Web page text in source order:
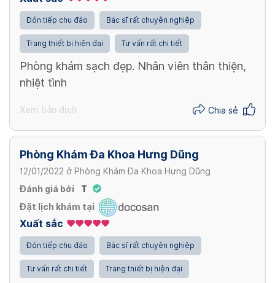
Đón tiếp chu đáo Bác sĩ rất chuyên nghiệp
Trang thiết bị hiện đại Tư vấn rất chi tiết
Phòng khám sạch đẹp. Nhân viên thân thiện,
nhiệt tình
Xem bản dịch Chia sẻ
Phòng Khám Đa Khoa Hưng Dũng
12/01/2022 ở Phòng Khám Đa Khoa Hưng Dũng
Đánh giá bởi
T
Đặt lịch khám tại
Xuất sắc
Đón tiếp chu đáo Bác sĩ rất chuyên nghiệp
Tư vấn rất chi tiết Trang thiết bị hiện đại